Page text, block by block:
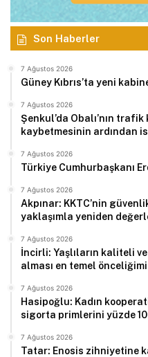
Son Haberler
7 Ağustos 2026
Güney Kıbrıs’ta yeni
7 Ağustos 2026
Şenkul’da Obalı’nın trafik
kaybetmesinin ardından
7 Ağustos 2026
Türkiye Cumhurbaşkanı
7 Ağustos 2026
Akpınar: KKTC’nin
yaklaşımla yeniden
7 Ağustos 2026
İncirli: Yaşlıların kaliteli
alması en temel
7 Ağustos 2026
Hasipoğlu: Kadın
sigorta primlerini yüzde
7 Ağustos 2026
Tatar: Enosis zihniyetine